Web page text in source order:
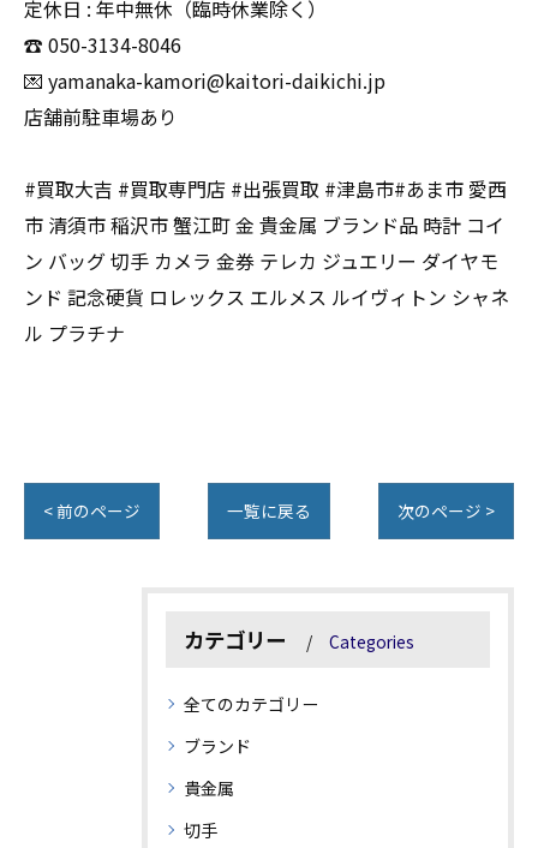
定休日 : 年中無休（臨時休業除く）
☎️ 050-3134-8046
💌 yamanaka-kamori@kaitori-daikichi.jp
店舗前駐車場あり
#買取大吉 #買取専門店 #出張買取 #津島市#あま市 愛西
市 清須市 稲沢市 蟹江町 金 貴金属 ブランド品 時計 コイ
ン バッグ 切手 カメラ 金券 テレカ ジュエリー ダイヤモ
ンド 記念硬貨 ロレックス エルメス ルイヴィトン シャネ
ル プラチナ
< 前のページ 一覧に戻る 次のページ >
カテゴリー Categories
全てのカテゴリー
ブランド
貴金属
切手